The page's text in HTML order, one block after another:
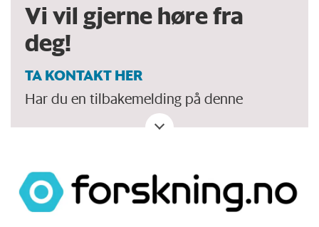
Vi vil gjerne høre fra
deg!
TA KONTAKT HER
Har du en tilbakemelding på denne
artikkelen. Eller spørsmål, ros eller kritikk?